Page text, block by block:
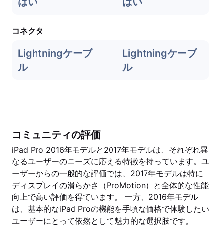
コネクタ
Lightningケーブ
ル
Lightningケーブ
ル
コミュニティの評価
iPad Pro 2016年モデルと2017年モデルは、それぞれ異
なるユーザーのニーズに応える特徴を持っています。ユ
ーザーからの一般的な評価では、2017年モデルは特に
ディスプレイの滑らかさ（ProMotion）と全体的な性能
向上で高い評価を得ています。 一方、2016年モデル
は、基本的なiPad Proの機能を手頃な価格で体験したい
ユーザーにとって依然として魅力的な選択肢です。